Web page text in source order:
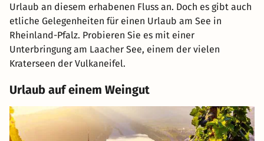
Urlaub an diesem erhabenen Fluss an. Doch es gibt auch
etliche Gelegenheiten für einen Urlaub am See in
Rheinland-Pfalz. Probieren Sie es mit einer
Unterbringung am Laacher See, einem der vielen
Kraterseen der Vulkaneifel.
Urlaub auf einem Weingut